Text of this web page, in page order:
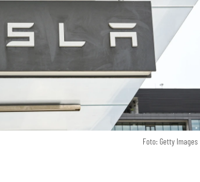
Foto: Getty Images